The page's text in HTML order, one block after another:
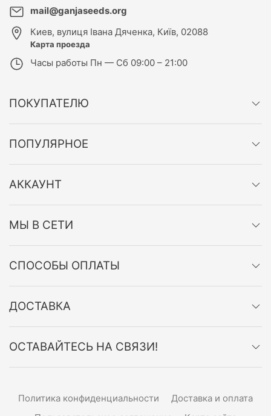
mail@ganjaseeds.org
Киев, вулиця Івана Дяченка, Київ, 02088
Карта проезда
Часы работы Пн — Сб 09:00 – 21:00
ПОКУПАТЕЛЮ
ПОПУЛЯРНОЕ
АККАУНТ
МЫ В СЕТИ
СПОСОБЫ ОПЛАТЫ
ДОСТАВКА
ОСТАВАЙТЕСЬ НА СВЯЗИ!
Политика конфиденциальности
Доставка и оплата